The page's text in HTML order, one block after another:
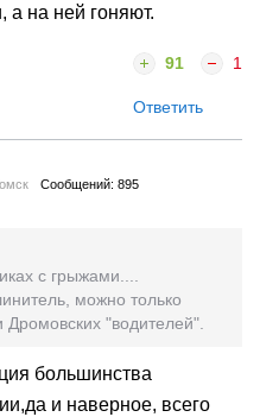
а на ней гоняют.
91 1
Ответить
Сообщений: 895
с грыжами....
можно только
Дромовских "водителей".
большинства
и наверное, всего